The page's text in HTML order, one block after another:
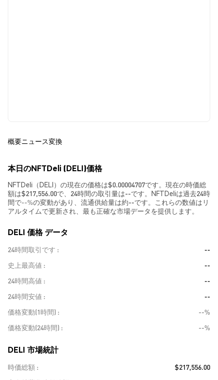
概要ニュース変換
本日のNFTDeli (DELI)価格
NFTDeli（DELI）の現在の価格は$0.00004707です。現在の時価総
額は$217,556.00で、24時間の取引量は--です。NFTDeliは過去24時
間で--%の変動があり、流通供給量は約--です。これらの数値はリ
アルタイムで更新され、最も正確な市場データを提供します。
DELI 価格 データ
24時間取引です
--
史上最高値
--
24時間高値
--
24時間安値
--
価格変動(1時間)
--%
価格変動(24時間)
--%
DELI 市場統計
時価総額
$217,556.00